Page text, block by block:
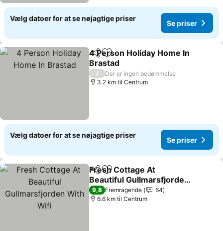
Vælg datoer for at se nøjagtige priser
Se priser
Del Føj til favoritter
4 Person Holiday Home In
Brastad
Se priser
/
Der er ingen bedømmelse
3.2 km til Centrum
Vælg datoer for at se nøjagtige priser
Se priser
Del Føj til favoritter
Fresh Cottage At
Beautiful Gullmarsfjorden
With Wifi
Se priser
9,8 Fremragende
64
6.6 km til Centrum